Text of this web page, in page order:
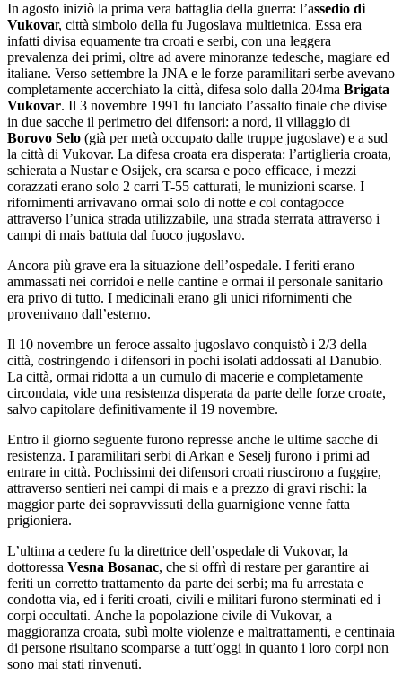
In agosto iniziò la prima vera battaglia della guerra: l’assedio di
Vukovar, città simbolo della fu Jugoslava multietnica. Essa era
infatti divisa equamente tra croati e serbi, con una leggera
prevalenza dei primi, oltre ad avere minoranze tedesche, magiare ed
italiane. Verso settembre la JNA e le forze paramilitari serbe avevano
completamente accerchiato la città, difesa solo dalla 204ma Brigata
Vukovar. Il 3 novembre 1991 fu lanciato l’assalto finale che divise
in due sacche il perimetro dei difensori: a nord, il villaggio di
Borovo Selo (già per metà occupato dalle truppe jugoslave) e a sud
la città di Vukovar. La difesa croata era disperata: l’artiglieria croata,
schierata a Nustar e Osijek, era scarsa e poco efficace, i mezzi
corazzati erano solo 2 carri T-55 catturati, le munizioni scarse. I
rifornimenti arrivavano ormai solo di notte e col contagocce
attraverso l’unica strada utilizzabile, una strada sterrata attraverso i
campi di mais battuta dal fuoco jugoslavo.
Ancora più grave era la situazione dell’ospedale. I feriti erano
ammassati nei corridoi e nelle cantine e ormai il personale sanitario
era privo di tutto. I medicinali erano gli unici rifornimenti che
provenivano dall’esterno.
Il 10 novembre un feroce assalto jugoslavo conquistò i 2/3 della
città, costringendo i difensori in pochi isolati addossati al Danubio.
La città, ormai ridotta a un cumulo di macerie e completamente
circondata, vide una resistenza disperata da parte delle forze croate,
salvo capitolare definitivamente il 19 novembre.
Entro il giorno seguente furono represse anche le ultime sacche di
resistenza. I paramilitari serbi di Arkan e Seselj furono i primi ad
entrare in città. Pochissimi dei difensori croati riuscirono a fuggire,
attraverso sentieri nei campi di mais e a prezzo di gravi rischi: la
maggior parte dei sopravvissuti della guarnigione venne fatta
prigioniera.
L’ultima a cedere fu la direttrice dell’ospedale di Vukovar, la
dottoressa Vesna Bosanac, che si offrì di restare per garantire ai
feriti un corretto trattamento da parte dei serbi; ma fu arrestata e
condotta via, ed i feriti croati, civili e militari furono sterminati ed i
corpi occultati. Anche la popolazione civile di Vukovar, a
maggioranza croata, subì molte violenze e maltrattamenti, e centinaia
di persone risultano scomparse a tutt’oggi in quanto i loro corpi non
sono mai stati rinvenuti.